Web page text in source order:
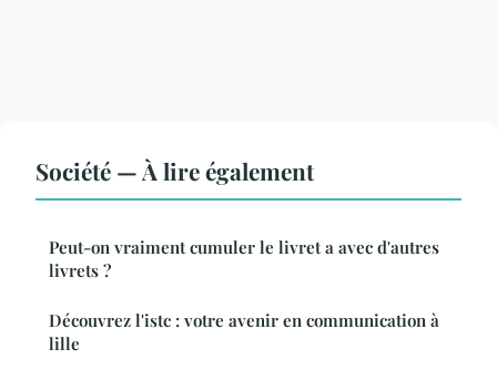
Société — À lire également
Peut-on vraiment cumuler le livret a avec d'autres
livrets ?
Découvrez l'istc : votre avenir en communication à
lille